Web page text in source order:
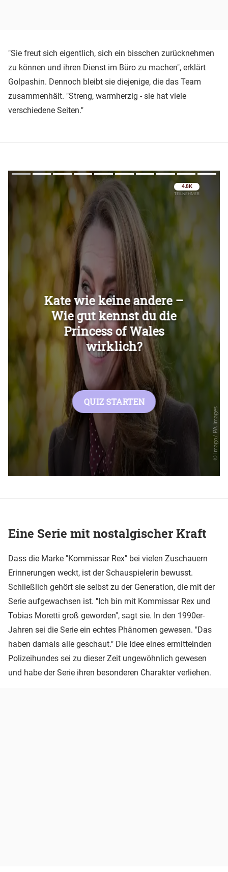
"Sie freut sich eigentlich, sich ein bisschen zurücknehmen
zu können und ihren Dienst im Büro zu machen", erklärt
Golpashin. Dennoch bleibt sie diejenige, die das Team
zusammenhält. "Streng, warmherzig - sie hat viele
verschiedene Seiten."
Überspringen
Eine Serie mit nostalgischer Kraft
Dass die Marke "Kommissar Rex" bei vielen Zuschauern
Erinnerungen weckt, ist der Schauspielerin bewusst.
Schließlich gehört sie selbst zu der Generation, die mit der
Serie aufgewachsen ist. "Ich bin mit Kommissar Rex und
Tobias Moretti groß geworden", sagt sie. In den 1990er-
Jahren sei die Serie ein echtes Phänomen gewesen. "Das
haben damals alle geschaut." Die Idee eines ermittelnden
Polizeihundes sei zu dieser Zeit ungewöhnlich gewesen
und habe der Serie ihren besonderen Charakter verliehen.